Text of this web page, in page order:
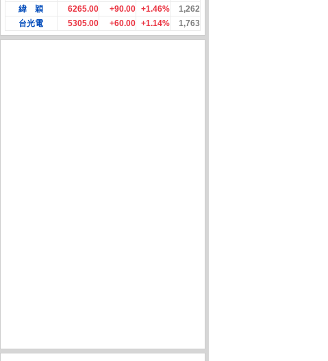
緯 穎
6265.00 +90.00 +1.46%
1,262
台光電
5305.00 +60.00 +1.14% 1,763